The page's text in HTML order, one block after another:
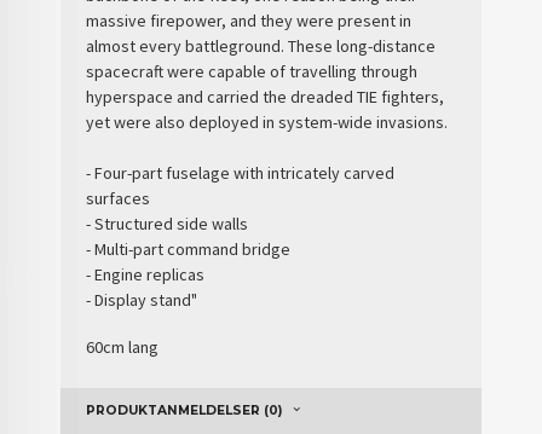
massive firepower, and they were present in
almost every battleground. These long-distance
spacecraft were capable of travelling through
hyperspace and carried the dreaded TIE fighters,
yet were also deployed in system-wide invasions.
- Four-part fuselage with intricately carved
surfaces
- Structured side walls
- Multi-part command bridge
- Engine replicas
- Display stand"
60cm lang
PRODUKTANMELDELSER (0)